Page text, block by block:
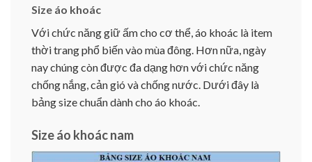
Size áo khoác
Với chức năng giữ ấm cho cơ thể, áo khoác là item
thời trang phổ biến vào mùa đông. Hơn nữa, ngày
nay chúng còn được đa dạng hơn với chức năng
chống nắng, cản gió và chống nước. Dưới đây là
bảng size chuẩn dành cho áo khoác.
Size áo khoác nam